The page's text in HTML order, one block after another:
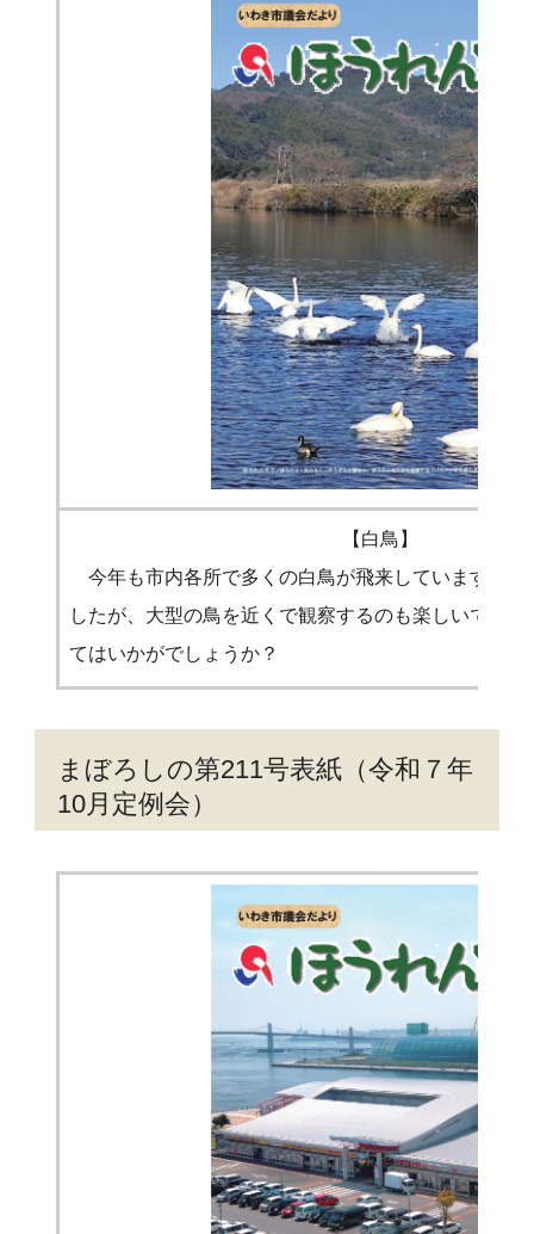
【白鳥】
今年も市内各所で多くの白鳥が飛来しています。沼
したが、大型の鳥を近くで観察するのも楽しいです
てはいかがでしょうか？
まぼろしの第211号表紙（令和７年
10月定例会）